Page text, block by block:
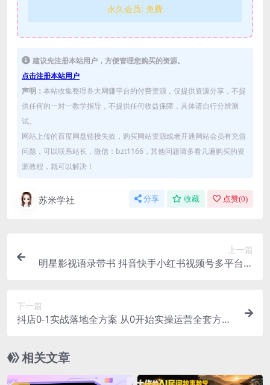
永久会员: 免费
建议先注册本站用户，方便管理您购买的资源。
点击注册本站用户
声明： 本站收集整理各大网赚平台的付费资源，仅提供资源分享，不提
供任何的一对一教学指导，不提供任何收益保障，具体请自行分辨测
试。
网站上传的百度网盘链接失效，购买网站资源或者开通网站会员有充值
问题，可以联系站长，微信：bzt1166，其他问题请多看几遍购买的资
源教程，就可以解决！
苏米学社 分享 收藏 点赞(0)
上一篇
明星影视语录带书 抖音快手小红书视频号多平台矩
下一篇
抖店0-1实战落地全方案 从0开始实操运营全套方
相关文章